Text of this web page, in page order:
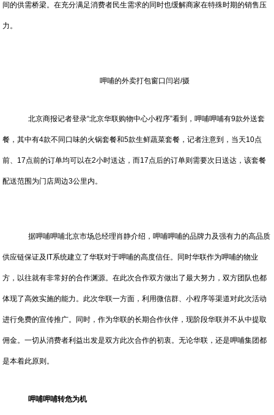
间的供需桥梁。在充分满足消费者民生需求的同时也缓解商家在特殊时期的销售压
力。
呷哺的外卖打包窗口闫岩/摄
北京商报记者登录“北京华联购物中心小程序”看到，呷哺呷哺有9款外送套
餐，其中有4款不同口味的火锅套餐和5款生鲜蔬菜套餐，记者注意到，当天10点
前、17点前的订单均可以在2小时送达，而17点后的订单则需要次日送达，该套餐
配送范围为门店周边3公里内。
据呷哺呷哺北京市场总经理肖静介绍，呷哺呷哺的品牌力及强有力的高品质
供应链保证及IT系统建立了华联对于呷哺的高度信任。同时华联作为呷哺的物业
方，以往就有非常好的合作渊源。在此次合作双方做出了最大努力，双方团队也都
体现了高效实施的能力。此次华联一方面，利用微信群、小程序等渠道对此次活动
进行免费的宣传推广。同时，作为华联的长期合作伙伴，现阶段华联并不从中提取
佣金。一切从消费者利益出发是双方此次合作的初衷。无论华联，还是呷哺集团都
是本着此原则。
呷哺呷哺转危为机